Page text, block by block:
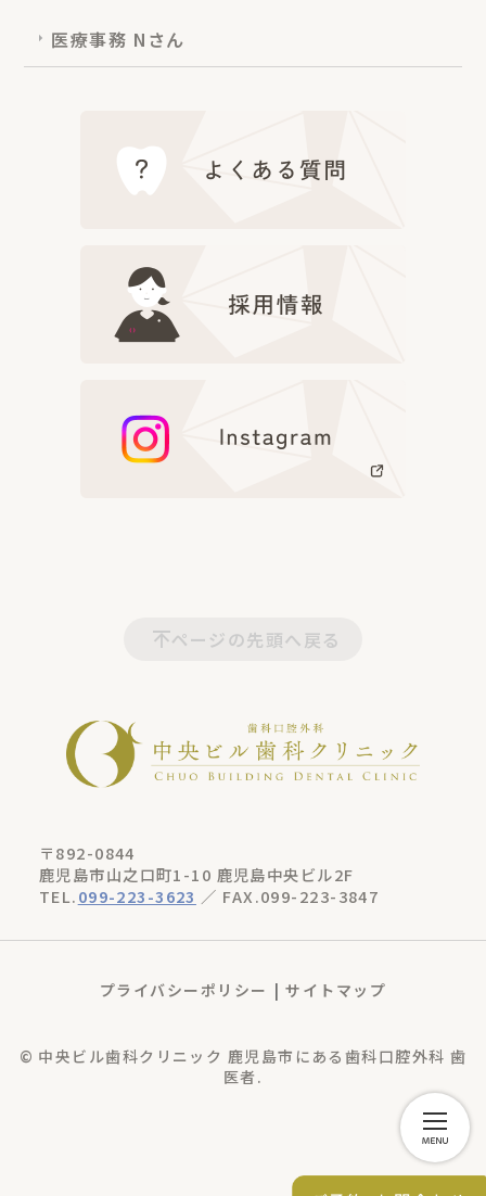
医療事務 Nさん
ページの先頭へ戻る
〒892-0844
鹿児島市山之口町1-10 鹿児島中央ビル2F
TEL.099-223-3623 ／ FAX.099-223-3847
プライバシーポリシー サイトマップ
© 中央ビル歯科クリニック 鹿児島市にある歯科口腔外科 歯
医者.